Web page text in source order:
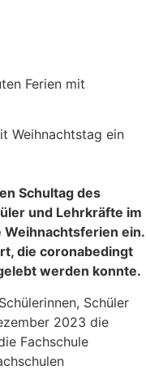
Ferien mit
Weihnachtstag ein
Schultag des
und Lehrkräfte im
Weihnachtsferien ein.
die coronabedingt
werden konnte.
Schüler
2023 die
Fachschule